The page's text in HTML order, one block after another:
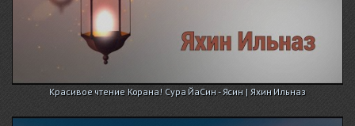
Красивое чтение Корана! Сура ЙаСин - Ясин | Яхин Ильназ